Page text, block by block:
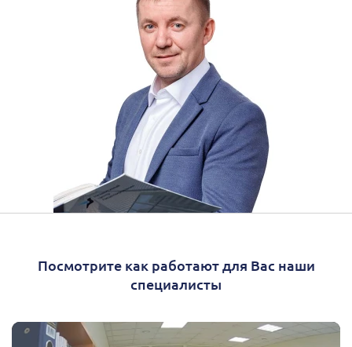
Посмотрите как работают для Вас наши
специалисты